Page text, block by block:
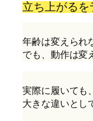
立ち上がるを
年齢は変えられ
でも、動作は変
実際に履いても、
大きな違いとし